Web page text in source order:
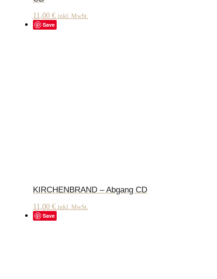
11,00 € inkl. MwSt.
Save
KIRCHENBRAND – Abgang CD
11,00 € inkl. MwSt.
Save